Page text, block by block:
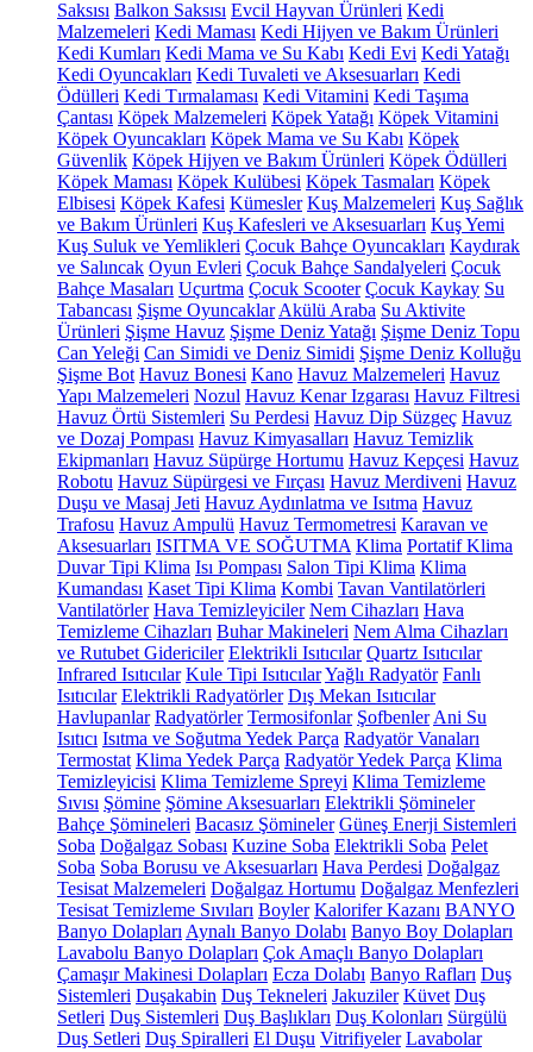
Saksısı Balkon Saksısı Evcil Hayvan Ürünleri Kedi
Malzemeleri Kedi Maması Kedi Hijyen ve Bakım Ürünleri
Kedi Kumları Kedi Mama ve Su Kabı Kedi Evi Kedi Yatağı
Kedi Oyuncakları Kedi Tuvaleti ve Aksesuarları Kedi
Ödülleri Kedi Tırmalaması Kedi Vitamini Kedi Taşıma
Çantası Köpek Malzemeleri Köpek Yatağı Köpek Vitamini
Köpek Oyuncakları Köpek Mama ve Su Kabı Köpek
Güvenlik Köpek Hijyen ve Bakım Ürünleri Köpek Ödülleri
Köpek Maması Köpek Kulübesi Köpek Tasmaları Köpek
Elbisesi Köpek Kafesi Kümesler Kuş Malzemeleri Kuş Sağlık
ve Bakım Ürünleri Kuş Kafesleri ve Aksesuarları Kuş Yemi
Kuş Suluk ve Yemlikleri Çocuk Bahçe Oyuncakları Kaydırak
ve Salıncak Oyun Evleri Çocuk Bahçe Sandalyeleri Çocuk
Bahçe Masaları Uçurtma Çocuk Scooter Çocuk Kaykay Su
Tabancası Şişme Oyuncaklar Akülü Araba Su Aktivite
Ürünleri Şişme Havuz Şişme Deniz Yatağı Şişme Deniz Topu
Can Yeleği Can Simidi ve Deniz Simidi Şişme Deniz Kolluğu
Şişme Bot Havuz Bonesi Kano Havuz Malzemeleri Havuz
Yapı Malzemeleri Nozul Havuz Kenar Izgarası Havuz Filtresi
Havuz Örtü Sistemleri Su Perdesi Havuz Dip Süzgeç Havuz
ve Dozaj Pompası Havuz Kimyasalları Havuz Temizlik
Ekipmanları Havuz Süpürge Hortumu Havuz Kepçesi Havuz
Robotu Havuz Süpürgesi ve Fırçası Havuz Merdiveni Havuz
Duşu ve Masaj Jeti Havuz Aydınlatma ve Isıtma Havuz
Trafosu Havuz Ampulü Havuz Termometresi Karavan ve
Aksesuarları ISITMA VE SOĞUTMA Klima Portatif Klima
Duvar Tipi Klima Isı Pompası Salon Tipi Klima Klima
Kumandası Kaset Tipi Klima Kombi Tavan Vantilatörleri
Vantilatörler Hava Temizleyiciler Nem Cihazları Hava
Temizleme Cihazları Buhar Makineleri Nem Alma Cihazları
ve Rutubet Gidericiler Elektrikli Isıtıcılar Quartz Isıtıcılar
Infrared Isıtıcılar Kule Tipi IsıtıcılarYağlı Radyatör Fanlı
Isıtıcılar Elektrikli Radyatörler Dış Mekan Isıtıcılar
Havlupanlar Radyatörler Termosifonlar Şofbenler Ani Su
Isıtıcı Isıtma ve Soğutma Yedek Parça Radyatör Vanaları
Termostat Klima Yedek Parça Radyatör Yedek Parça Klima
Temizleyicisi Klima Temizleme Spreyi Klima Temizleme
Sıvısı Şömine Şömine Aksesuarları Elektrikli Şömineler
Bahçe Şömineleri Bacasız Şömineler Güneş Enerji Sistemleri
Soba Doğalgaz Sobası Kuzine Soba Elektrikli Soba Pelet
Soba Soba Borusu ve Aksesuarları Hava Perdesi Doğalgaz
Tesisat Malzemeleri Doğalgaz Hortumu Doğalgaz Menfezleri
Tesisat Temizleme Sıvıları Boyler Kalorifer Kazanı BANYO
Banyo Dolapları Aynalı Banyo Dolabı Banyo Boy Dolapları
Lavabolu Banyo Dolapları Çok Amaçlı Banyo Dolapları
Çamaşır Makinesi Dolapları Ecza Dolabı Banyo Rafları Duş
Sistemleri Duşakabin Duş Tekneleri Jakuziler Küvet Duş
Setleri Duş Sistemleri Duş Başlıkları Duş Kolonları Sürgülü
Duş Setleri Duş Spiralleri El Duşu Vitrifiyeler Lavabolar